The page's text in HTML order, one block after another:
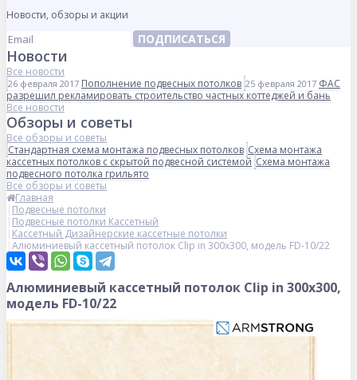
Новости, обзоры и акции
ПОДПИСАТЬСЯ
Новости
Все новости
26 февраля 2017 Пополнение подвесных потолков 25 февраля 2017 ФАС
разрешил рекламировать строительство частных коттеджей и бань
Все новости
Обзоры и советы
Все обзоры и советы
Стандартная схема монтажа подвесных потолков Схема монтажа
кассетных потолков с скрытой подвесной системой Схема монтажа
подвесного потолка грильято
Все обзоры и советы
Главная
Подвесные потолки
Подвесные потолки Кассетный
Кассетный Дизайнерские кассетные потолки
Алюминиевый кассетный потолок Clip in 300х300, модель FD-10/22
Алюминиевый кассетный потолок Clip in 300х300,
модель FD-10/22